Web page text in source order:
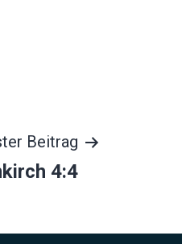
Beitrag
4:4